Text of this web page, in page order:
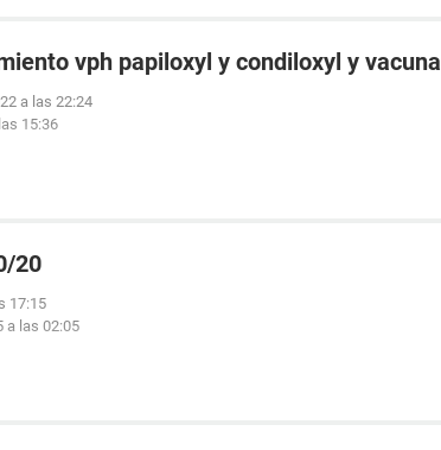
vph papiloxyl y condiloxyl y vacuna
a las 22:24
15:36
20
17:15
a las 02:05